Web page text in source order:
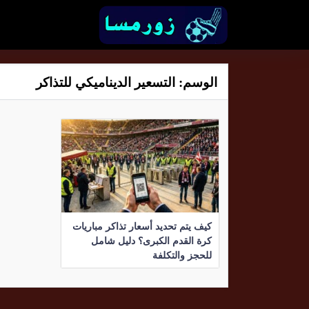
الوسم: التسعير الديناميكي للتذاكر
كيف يتم تحديد أسعار تذاكر مباريات
كرة القدم الكبرى؟ دليل شامل
للحجز والتكلفة